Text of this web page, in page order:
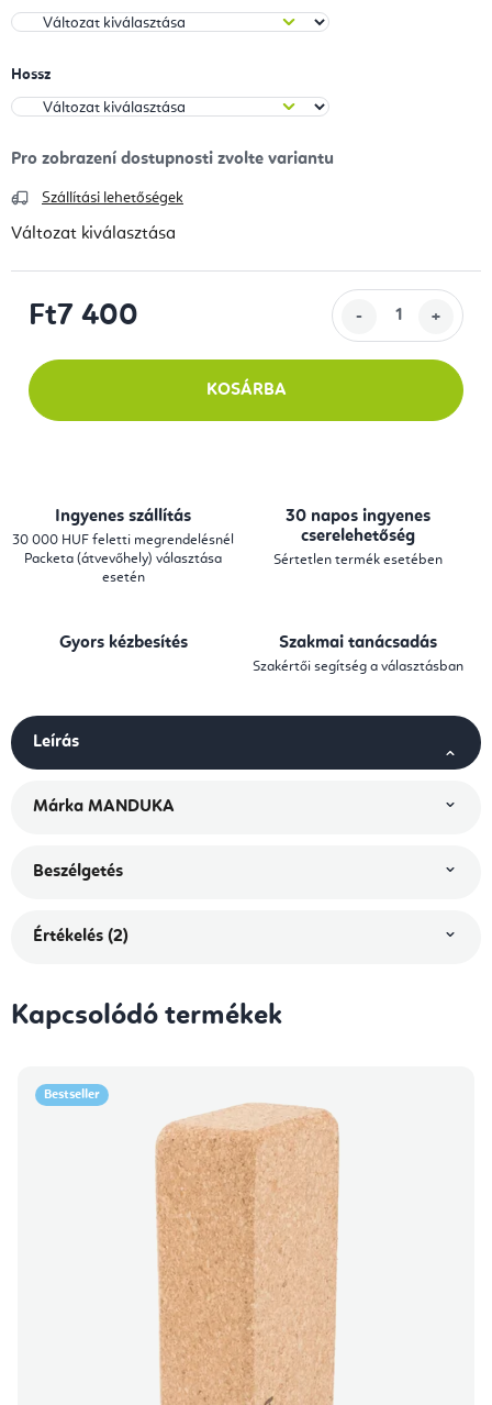
Hossz
Szállítási lehetőségek
Változat kiválasztása
Ft7 400
KOSÁRBA
Ingyenes szállítás
30 000 HUF feletti megrendelésnél
Packeta (átvevőhely) választása
esetén
30 napos ingyenes
cserelehetőség
Sértetlen termék esetében
Gyors kézbesítés Szakmai tanácsadás
Szakértői segítség a választásban
Leírás
Márka MANDUKA
Beszélgetés
Értékelés (2)
Kapcsolódó termékek
Bestseller